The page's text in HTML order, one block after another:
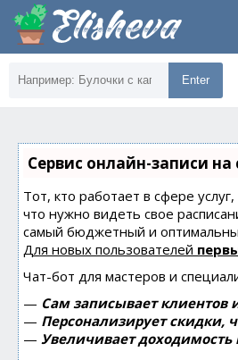
Enter
Сервис онлайн-записи
Тот, кто работает в сфере
что нужно видеть свое
самый бюджетный и
Для новых пользователей
Чат-бот для мастеров и
— Сам записывает клиентов
— Персонализирует скидки,
— Увеличивает доходимость